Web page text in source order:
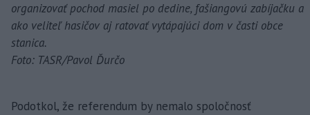
organizovať pochod masiel po dedine, fašiangovú zabíjačku a
ako veliteľ hasičov aj ratovať vytápajúci dom v časti obce
stanica.
Foto: TASR/Pavol Ďurčo
Podotkol, že referendum by nemalo spoločnosť